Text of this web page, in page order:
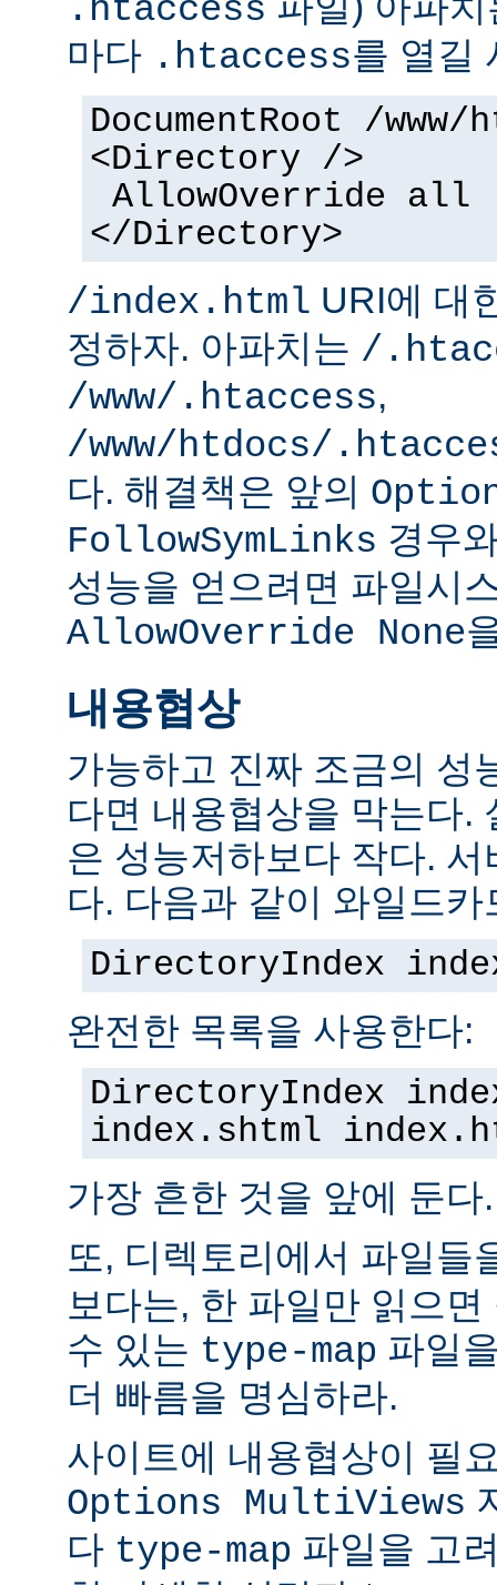
.htaccess
마다 .htaccess를 열길
DocumentRoot /www/
<Directory />
AllowOverride all
</Directory>
/index.html URI에 대
정하자. 아파치는 /
/www/.htaccess,
/www/htdocs/
다. 해결책은 앞의
FollowSymLinks 경우
성능을 얻으려면 파일시
AllowOverride None
내용협상
가능하고 진짜 조금의 성
다면 내용협상을 막는다.
은 성능저하보다 작다.
다. 다음과 같이 와일드
DirectoryIndex
완전한 목록을 사용한다:
DirectoryIndex
index.shtml
가장 흔한 것을 앞에 둔다.
또, 디렉토리에서 파일들
보다는, 한 파일만 읽으
수 있는 type-map 파일
더 빠름을 명심하라.
사이트에 내용협상이 필
Options MultiViews
다 type-map 파일을 고